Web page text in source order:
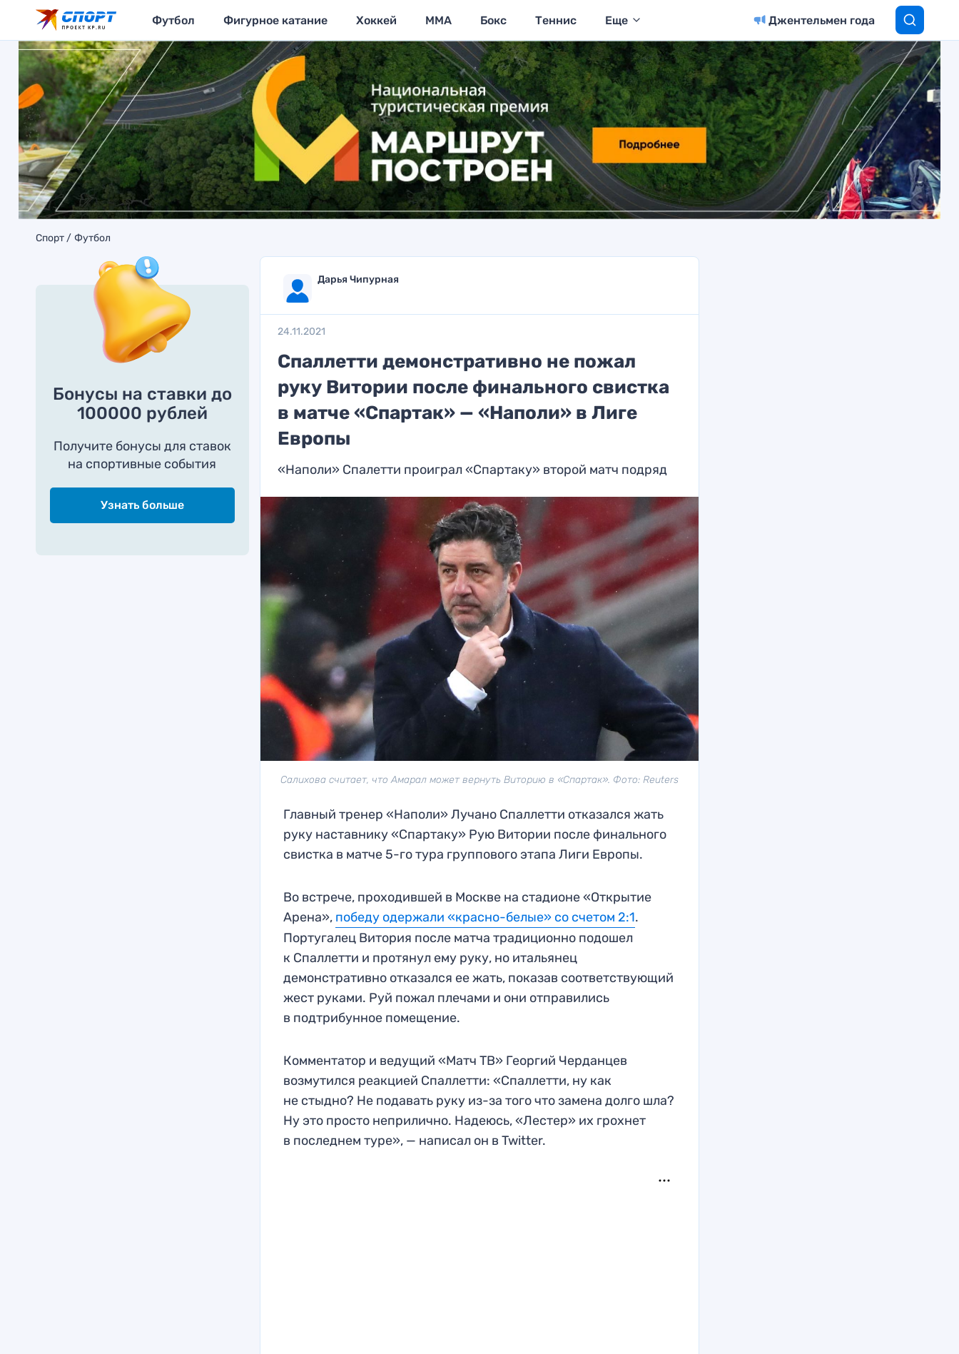
Футбол Фигурное катание Хоккей MMA Бокс Теннис Еще Джентельмен года
Спорт Футбол
Бонусы на ставки до
100000 рублей
Получите бонусы для ставок
на спортивные события
Узнать больше
Дарья Чипурная
24.11.2021
Спаллетти демонстративно не пожал
руку Витории после финального свистка
в матче «Спартак» — «Наполи» в Лиге
Европы
«Наполи» Спалетти проиграл «Спартаку» второй матч подряд
Салихова считает, что Амарал может вернуть Виторию в «Спартак». Фото: Reuters
Главный тренер «Наполи» Лучано Спаллетти отказался жать
руку наставнику «Спартаку» Рую Витории после финального
свистка в матче 5-го тура группового этапа Лиги Европы.
Во встрече, проходившей в Москве на стадионе «Открытие
Арена», победу одержали «красно-белые» со счетом 2:1.
Португалец Витория после матча традиционно подошел
к Спаллетти и протянул ему руку, но итальянец
демонстративно отказался ее жать, показав соответствующий
жест руками. Руй пожал плечами и они отправились
в подтрибунное помещение.
Комментатор и ведущий «Матч ТВ» Георгий Черданцев
возмутился реакцией Спаллетти: «Спаллетти, ну как
не стыдно? Не подавать руку из-за того что замена долго шла?
Ну это просто неприлично. Надеюсь, «Лестер» их грохнет
в последнем туре», — написал он в Twitter.